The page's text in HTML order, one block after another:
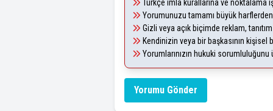
Türkçe imla kurallarına ve
Yorumunuzu tamamı büyük
Gizli veya açık biçimde reklam,
Kendinizin veya bir başkasının kişisel
Yorumlarınızın hukuki
Yorumu Gönder